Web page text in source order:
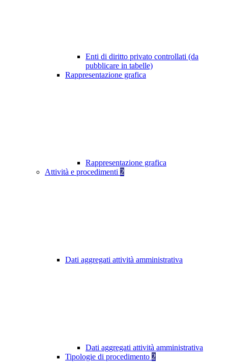
Enti di diritto privato controllati (da
pubblicare in tabelle)
Rappresentazione grafica
Rappresentazione grafica
Attività e procedimenti 2
Dati aggregati attività amministrativa
Dati aggregati attività amministrativa
Tipologie di procedimento 2